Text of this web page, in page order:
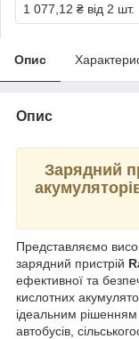
1 077,12 ₴ від 2 шт.
Опис
Опис
Зарядний
Представляємо
зарядний пристрій
ефективної та
кислотних
ідеальним рішенням
автобусів,